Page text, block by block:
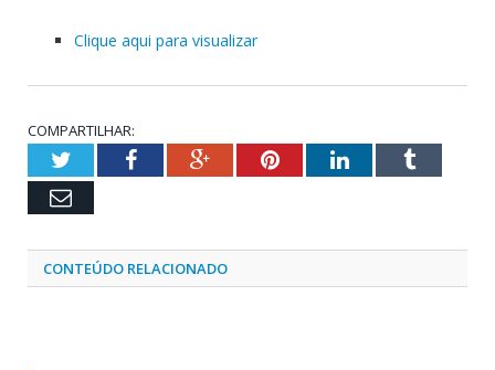
Clique aqui para visualizar
COMPARTILHAR:
TwitterFacebookGoogle+PinterestLinkedInTumblr
Email
CONTEÚDO RELACIONADO